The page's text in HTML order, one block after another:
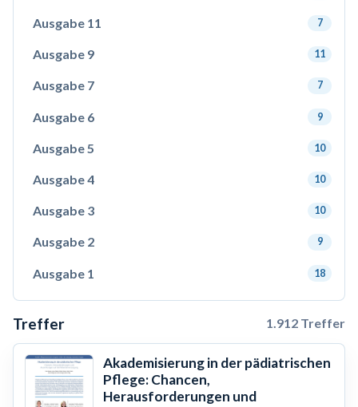
Ausgabe 11 7
Ausgabe 9 11
Ausgabe 7 7
Ausgabe 6 9
Ausgabe 5 10
Ausgabe 4 10
Ausgabe 3 10
Ausgabe 2 9
Ausgabe 1 18
Treffer 1.912 Treffer
Akademisierung in der pädiatrischen
Pflege: Chancen,
Herausforderungen und